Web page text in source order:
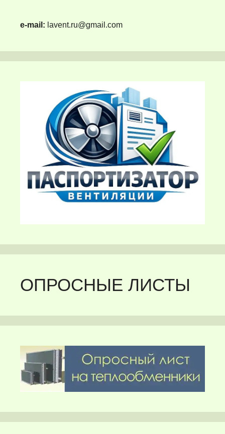
e-mail: lavent.ru@gmail.com
ОПРОСНЫЕ ЛИСТЫ